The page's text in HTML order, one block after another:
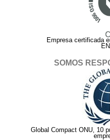
Empresa certificada
SOMOS
Global Compact ONU, 10